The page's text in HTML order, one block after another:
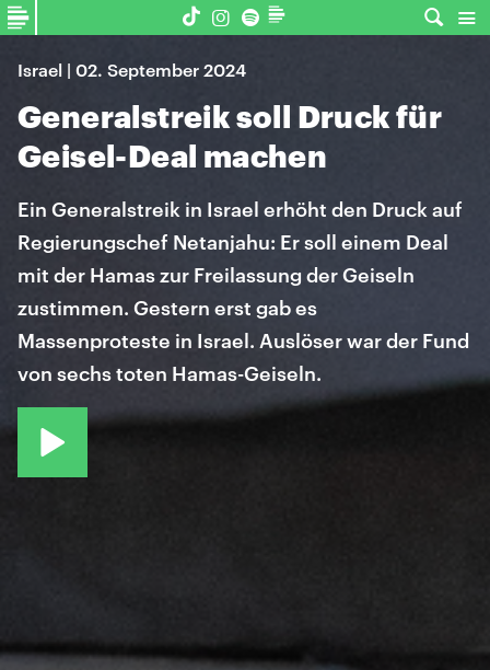
Israel | 02. September 2024
Generalstreik soll Druck für
Geisel-Deal machen
Ein Generalstreik in Israel erhöht den Druck auf
Regierungschef Netanjahu: Er soll einem Deal
mit der Hamas zur Freilassung der Geiseln
zustimmen. Gestern erst gab es
Massenproteste in Israel. Auslöser war der Fund
von sechs toten Hamas-Geiseln.